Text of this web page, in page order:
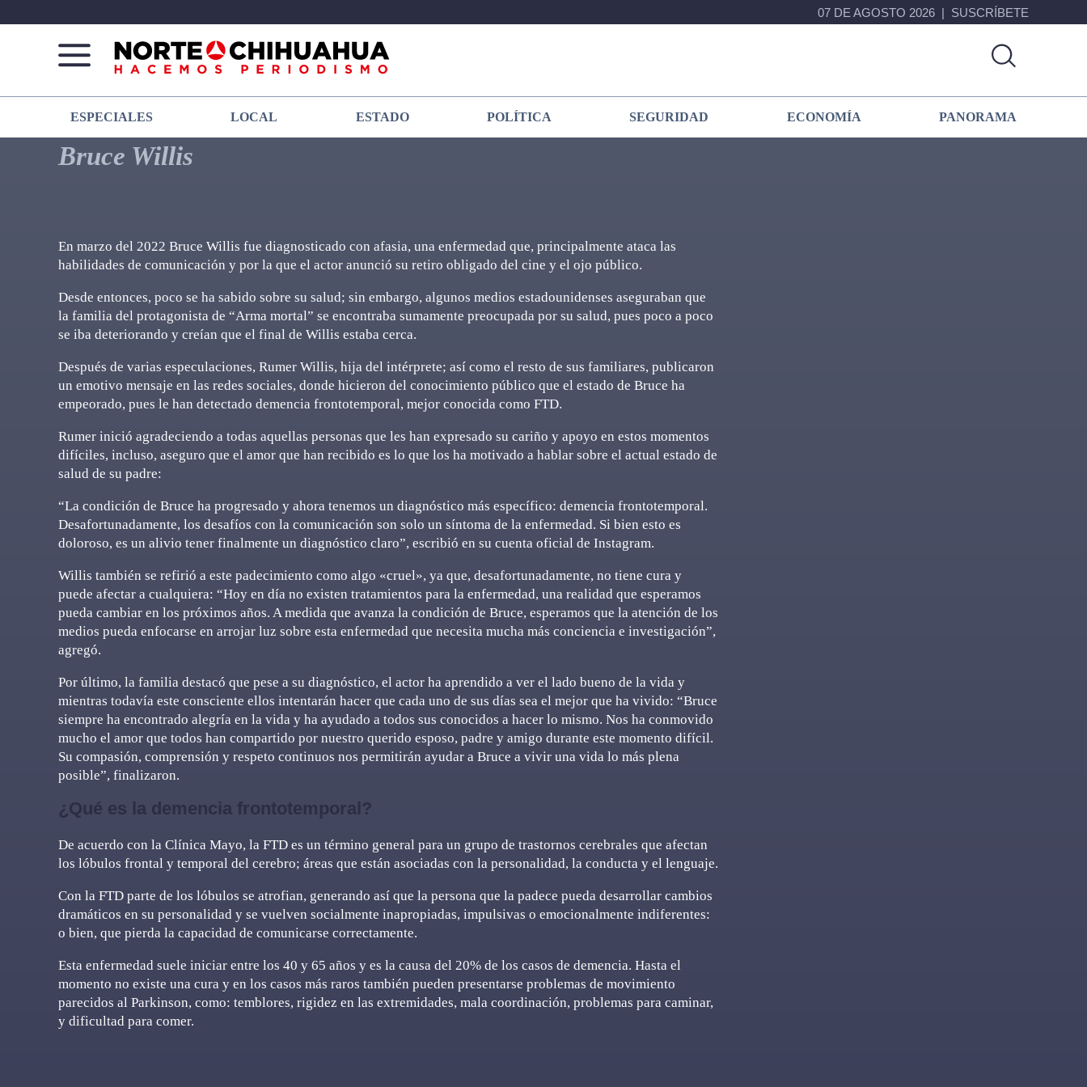
07 DE AGOSTO 2026 SUSCRÍBETE
Norte
De
Chihuahua
Más
que
noticias,
hacemos periodismo
ESPECIALES LOCAL ESTADO POLÍTICA SEGURIDAD ECONOMÍA PANORAMA
Bruce Willis
En marzo del 2022 Bruce Willis fue diagnosticado con afasia, una enfermedad que, principalmente ataca las
habilidades de comunicación y por la que el actor anunció su retiro obligado del cine y el ojo público.
Desde entonces, poco se ha sabido sobre su salud; sin embargo, algunos medios estadounidenses aseguraban que
la familia del protagonista de “Arma mortal” se encontraba sumamente preocupada por su salud, pues poco a poco
se iba deteriorando y creían que el final de Willis estaba cerca.
Después de varias especulaciones, Rumer Willis, hija del intérprete; así como el resto de sus familiares, publicaron
un emotivo mensaje en las redes sociales, donde hicieron del conocimiento público que el estado de Bruce ha
empeorado, pues le han detectado demencia frontotemporal, mejor conocida como FTD.
Rumer inició agradeciendo a todas aquellas personas que les han expresado su cariño y apoyo en estos momentos
difíciles, incluso, aseguro que el amor que han recibido es lo que los ha motivado a hablar sobre el actual estado de
salud de su padre:
“La condición de Bruce ha progresado y ahora tenemos un diagnóstico más específico: demencia frontotemporal.
Desafortunadamente, los desafíos con la comunicación son solo un síntoma de la enfermedad. Si bien esto es
doloroso, es un alivio tener finalmente un diagnóstico claro”, escribió en su cuenta oficial de Instagram.
Willis también se refirió a este padecimiento como algo «cruel», ya que, desafortunadamente, no tiene cura y
puede afectar a cualquiera: “Hoy en día no existen tratamientos para la enfermedad, una realidad que esperamos
pueda cambiar en los próximos años. A medida que avanza la condición de Bruce, esperamos que la atención de los
medios pueda enfocarse en arrojar luz sobre esta enfermedad que necesita mucha más conciencia e investigación”,
agregó.
Por último, la familia destacó que pese a su diagnóstico, el actor ha aprendido a ver el lado bueno de la vida y
mientras todavía este consciente ellos intentarán hacer que cada uno de sus días sea el mejor que ha vivido: “Bruce
siempre ha encontrado alegría en la vida y ha ayudado a todos sus conocidos a hacer lo mismo. Nos ha conmovido
mucho el amor que todos han compartido por nuestro querido esposo, padre y amigo durante este momento difícil.
Su compasión, comprensión y respeto continuos nos permitirán ayudar a Bruce a vivir una vida lo más plena
posible”, finalizaron.
¿Qué es la demencia frontotemporal?
De acuerdo con la Clínica Mayo, la FTD es un término general para un grupo de trastornos cerebrales que afectan
los lóbulos frontal y temporal del cerebro; áreas que están asociadas con la personalidad, la conducta y el lenguaje.
Con la FTD parte de los lóbulos se atrofian, generando así que la persona que la padece pueda desarrollar cambios
dramáticos en su personalidad y se vuelven socialmente inapropiadas, impulsivas o emocionalmente indiferentes:
o bien, que pierda la capacidad de comunicarse correctamente.
Esta enfermedad suele iniciar entre los 40 y 65 años y es la causa del 20% de los casos de demencia. Hasta el
momento no existe una cura y en los casos más raros también pueden presentarse problemas de movimiento
parecidos al Parkinson, como: temblores, rigidez en las extremidades, mala coordinación, problemas para caminar,
y dificultad para comer.